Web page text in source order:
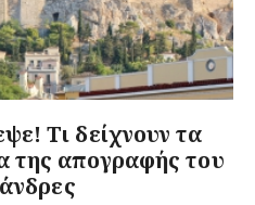
Τι δείχνουν τα
της απογραφής του